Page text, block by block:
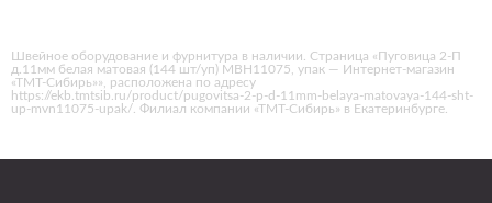
Швейное оборудование и фурнитура в наличии. Страница «Пуговица 2-П
д.11мм белая матовая (144 шт/уп) МВН11075, упак — Интернет-магазин
«ТМТ-Сибирь»», расположена по адресу
https://ekb.tmtsib.ru/product/pugovitsa-2-p-d-11mm-belaya-matovaya-144-sht-
up-mvn11075-upak/. Филиал компании «ТМТ-Сибирь» в Екатеринбурге.